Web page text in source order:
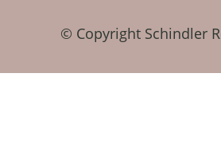
© Copyright Schindler